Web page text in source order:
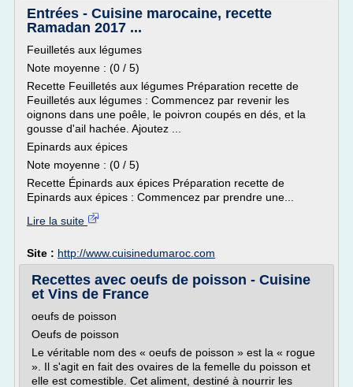
Entrées - Cuisine marocaine, recette
Ramadan 2017 ...
Feuilletés aux légumes
Note moyenne : (0 / 5)
Recette Feuilletés aux légumes Préparation recette de
Feuilletés aux légumes : Commencez par revenir les
oignons dans une poêle, le poivron coupés en dés, et la
gousse d'ail hachée. Ajoutez ...
Epinards aux épices
Note moyenne : (0 / 5)
Recette Épinards aux épices Préparation recette de
Epinards aux épices : Commencez par prendre une...
Lire la suite
Site : http://www.cuisinedumaroc.com
Recettes avec oeufs de poisson - Cuisine
et Vins de France
oeufs de poisson
Oeufs de poisson
Le véritable nom des « oeufs de poisson » est la « rogue
». Il s'agit en fait des ovaires de la femelle du poisson et
elle est comestible. Cet aliment, destiné à nourrir les